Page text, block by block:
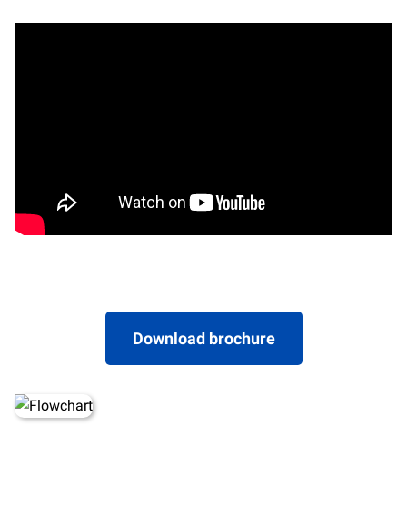
Download brochure